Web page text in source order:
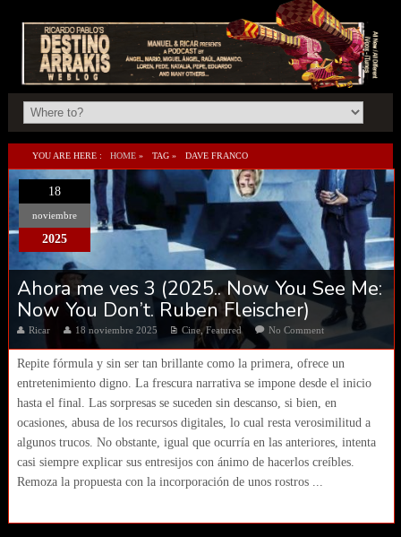
YOU ARE HERE : HOME » TAG » DAVE FRANCO
18
noviembre
2025
Ahora me ves 3 (2025.. Now You See Me:
Now You Don’t. Ruben Fleischer)
Ricar 18 noviembre 2025 Cine,Featured No Comment
Repite fórmula y sin ser tan brillante como la primera, ofrece un
entretenimiento digno. La frescura narrativa se impone desde el inicio
hasta el final. Las sorpresas se suceden sin descanso, si bien, en
ocasiones, abusa de los recursos digitales, lo cual resta verosimilitud a
algunos trucos. No obstante, igual que ocurría en las anteriores, intenta
casi siempre explicar sus entresijos con ánimo de hacerlos creíbles.
Remoza la propuesta con la incorporación de unos rostros ...